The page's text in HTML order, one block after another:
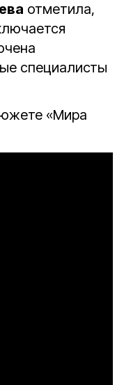
отметила,
специалисты
«Мира